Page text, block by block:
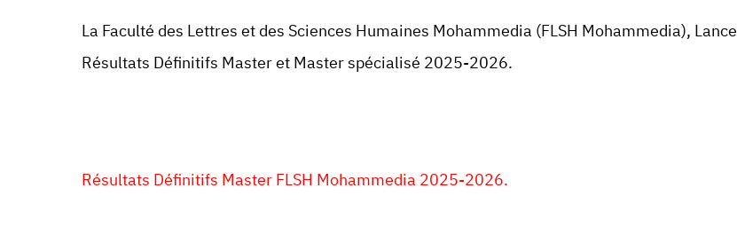
La Faculté des Lettres et des Sciences Humaines Mohammedia (FLSH Mohammedia), Lance
Résultats Définitifs Master et Master spécialisé 2025-2026.
Résultats Définitifs Master FLSH Mohammedia 2025-2026.